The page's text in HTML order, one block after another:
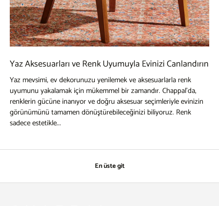
Yaz Aksesuarları ve Renk Uyumuyla Evinizi Canlandırın
Yaz mevsimi, ev dekorunuzu yenilemek ve aksesuarlarla renk
uyumunu yakalamak için mükemmel bir zamandır. Chappal'da,
renklerin gücüne inanıyor ve doğru aksesuar seçimleriyle evinizin
görünümünü tamamen dönüştürebileceğinizi biliyoruz. Renk
sadece estetikle...
En üste git